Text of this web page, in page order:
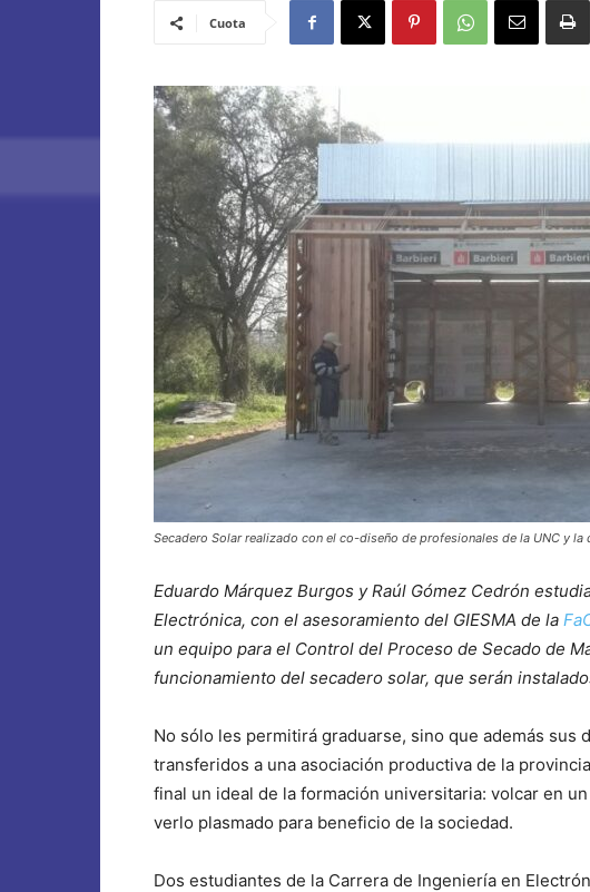
Cuota
Secadero Solar realizado con el co-diseño de profesionales de la UNC y la
Eduardo Márquez Burgos y Raúl Gómez Cedrón
Electrónica, con el asesoramiento del GIESMA de la
un equipo para el Control del Proceso de Secado de
funcionamiento del secadero solar, que serán
No sólo les permitirá graduarse, sino que además sus
transferidos a una asociación productiva de la
final un ideal de la formación universitaria: volcar en
verlo plasmado para beneficio de la sociedad.
Dos estudiantes de la Carrera de Ingeniería en